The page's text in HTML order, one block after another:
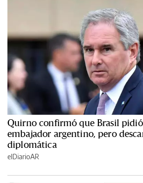
Quirno confirmó que Brasil
embajador argentino, pero
diplomática
elDiarioAR